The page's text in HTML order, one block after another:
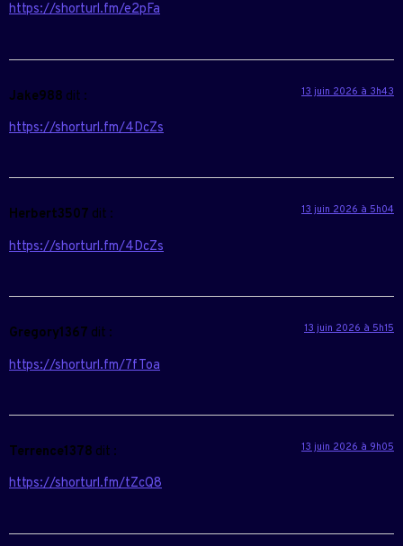
https://shorturl.fm/e2pFa
Jake988 dit : 13 juin 2026 à 3h43
https://shorturl.fm/4DcZs
Herbert3507 dit : 13 juin 2026 à 5h04
https://shorturl.fm/4DcZs
Gregory1367 dit : 13 juin 2026 à 5h15
https://shorturl.fm/7fToa
Terrence1378 dit : 13 juin 2026 à 9h05
https://shorturl.fm/tZcQ8